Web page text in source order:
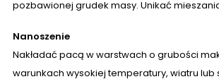
pozbawionej grudek masy. Unikać
Nanoszenie
Nakładać pacą w warstwach o grubości
warunkach wysokiej temperatury, wiatru lub